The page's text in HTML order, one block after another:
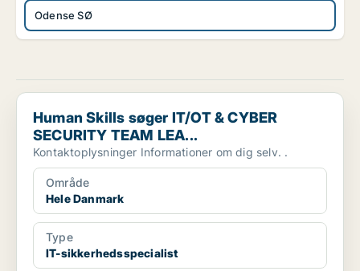
Odense SØ
Human Skills søger IT/OT & CYBER SECURITY TEAM LEA...
Human Skills søger IT/OT & CYBER
SECURITY TEAM LEA...
Kontaktoplysninger Informationer om dig selv. .
Område
Hele Danmark
Type
IT-sikkerhedsspecialist